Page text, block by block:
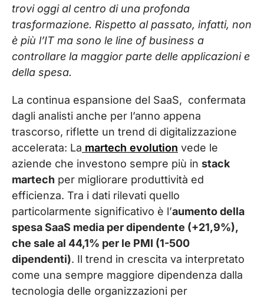
trovi oggi al centro di una profonda
trasformazione. Rispetto al passato, infatti, non
è più l’IT ma sono le line of business a
controllare la maggior parte delle applicazioni e
della spesa.
La continua espansione del SaaS, confermata
dagli analisti anche per l’anno appena
trascorso, riflette un trend di digitalizzazione
accelerata: La martech evolution vede le
aziende che investono sempre più in stack
martech per migliorare produttività ed
efficienza. Tra i dati rilevati quello
particolarmente significativo è l’aumento della
spesa SaaS media per dipendente (+21,9%),
che sale al 44,1% per le PMI (1-500
dipendenti). Il trend in crescita va interpretato
come una sempre maggiore dipendenza dalla
tecnologia delle organizzazioni per